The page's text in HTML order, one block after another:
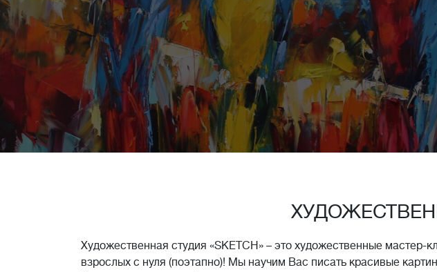
Художественная студия «SKETCH» – это художественные
взрослых с нуля (поэтапно)! Мы научим Вас писать красивые